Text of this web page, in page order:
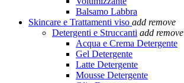
Balsamo Labbra
Skincare e Trattamenti viso add remove
Detergenti e Struccanti add remove
Acqua e Crema Detergente
Gel Detergente
Latte Detergente
Mousse Detergente